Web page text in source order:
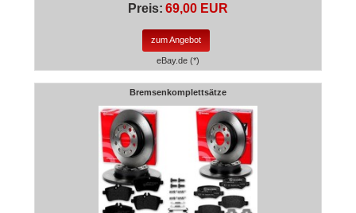
Preis: 69,00 EUR
zum Angebot
eBay.de (*)
Bremsenkomplettsätze